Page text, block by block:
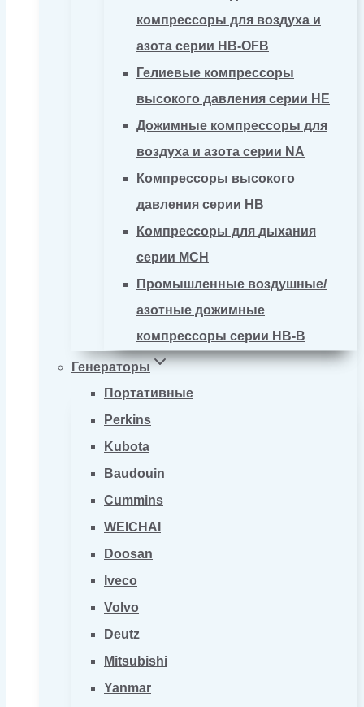
компрессоры для воздуха и
азота серии HB-OFB
Гелиевые компрессоры
высокого давления серии HE
Дожимные компрессоры для
воздуха и азота серии NA
Компрессоры высокого
давления серии HB
Компрессоры для дыхания
серии MCH
Промышленные воздушные/
азотные дожимные
компрессоры серии HB-B
Генераторы
Портативные
Perkins
Kubota
Baudouin
Cummins
WEICHAI
Doosan
Iveco
Volvo
Deutz
Mitsubishi
Yanmar